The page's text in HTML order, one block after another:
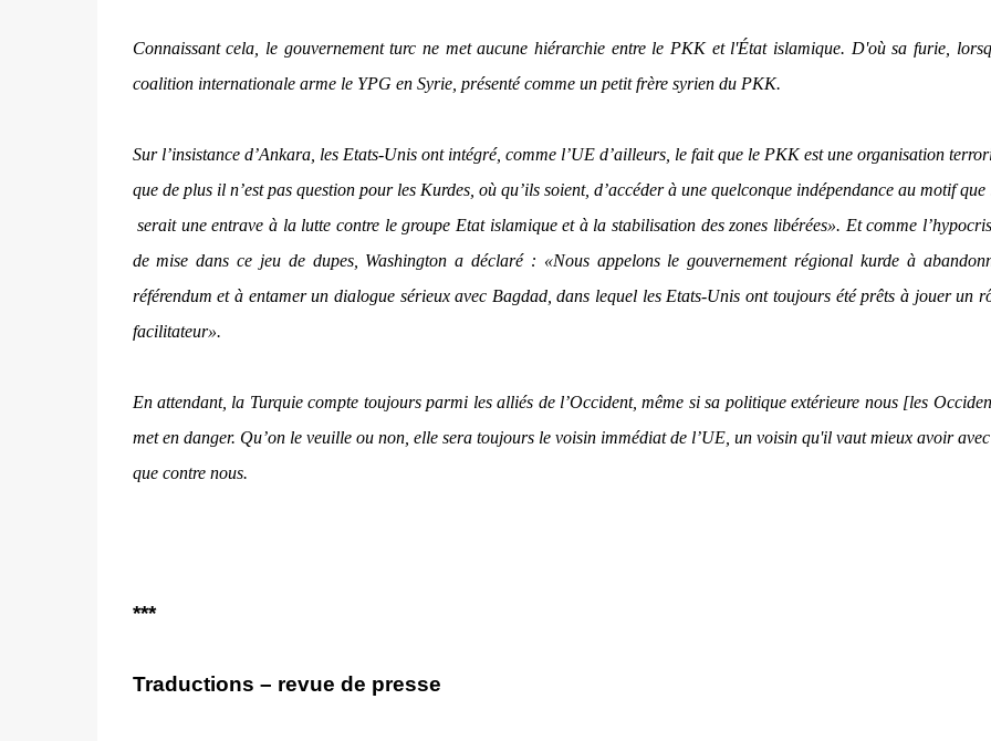
Connaissant cela, le gouvernement turc ne met aucune hiérarchie entre le PKK et l'État islamique. D'où sa furie,
coalition internationale arme le YPG en Syrie, présenté comme un petit frère syrien du PKK.
Sur l’insistance d’Ankara, les Etats-Unis ont intégré, comme l’UE d’ailleurs, le fait que le PKK est une organisation
que de plus il n’est pas question pour les Kurdes, où qu’ils soient, d’accéder à une quelconque indépendance au motif que
serait une entrave à la lutte contre le groupe Etat islamique et à la stabilisation des zones libérées». Et comme
de mise dans ce jeu de dupes, Washington a déclaré : «Nous appelons le gouvernement régional kurde à
référendum et à entamer un dialogue sérieux avec Bagdad, dans lequel les Etats-Unis ont toujours été prêts à jouer un
facilitateur».
En attendant, la Turquie compte toujours parmi les alliés de l’Occident, même si sa politique extérieure nous [les
met en danger. Qu’on le veuille ou non, elle sera toujours le voisin immédiat de l’UE, un voisin qu'il vaut mieux avoir
que contre nous.
***
Traductions – revue de presse